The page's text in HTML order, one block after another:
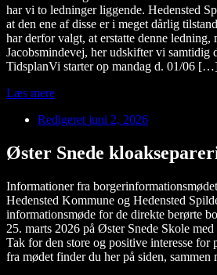
har vi to ledninger liggende. Hedensted
at den ene af disse er i meget dårlig
har derfor valgt, at erstatte denne ledning,
Jacobsmindevej, her udskifter vi samtidig
TidsplanVi starter op mandag d. 01/06
Læs mere
Redigeret juni 2, 2026
Øster Snede
Informationer fra
Hedensted Kommune og Hedensted
informationsmøde for de direkte berørte
25. marts 2026 på Øster Snede Skole
Tak for den store og positive interesse for
fra mødet finder du her på siden,